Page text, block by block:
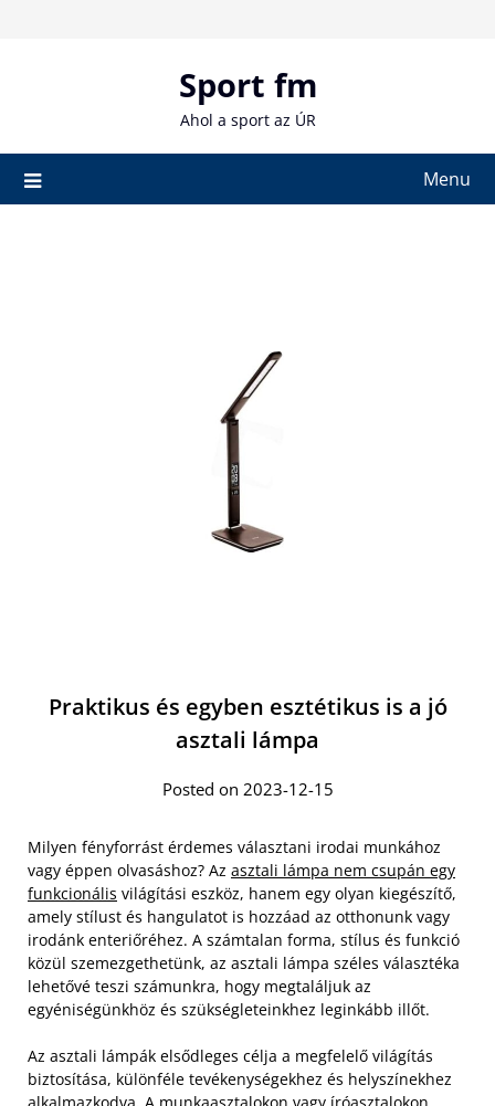
Sport fm
Ahol a sport az ÚR
Menu
Praktikus és egyben esztétikus is a jó
asztali lámpa
Posted on 2023-12-15
Milyen fényforrást érdemes választani irodai munkához
vagy éppen olvasáshoz? Az asztali lámpa nem csupán egy
funkcionális világítási eszköz, hanem egy olyan kiegészítő,
amely stílust és hangulatot is hozzáad az otthonunk vagy
irodánk enteriőréhez. A számtalan forma, stílus és funkció
közül szemezgethetünk, az asztali lámpa széles választéka
lehetővé teszi számunkra, hogy megtaláljuk az
egyéniségünkhöz és szükségleteinkhez leginkább illőt.
Az asztali lámpák elsődleges célja a megfelelő világítás
biztosítása, különféle tevékenységekhez és helyszínekhez